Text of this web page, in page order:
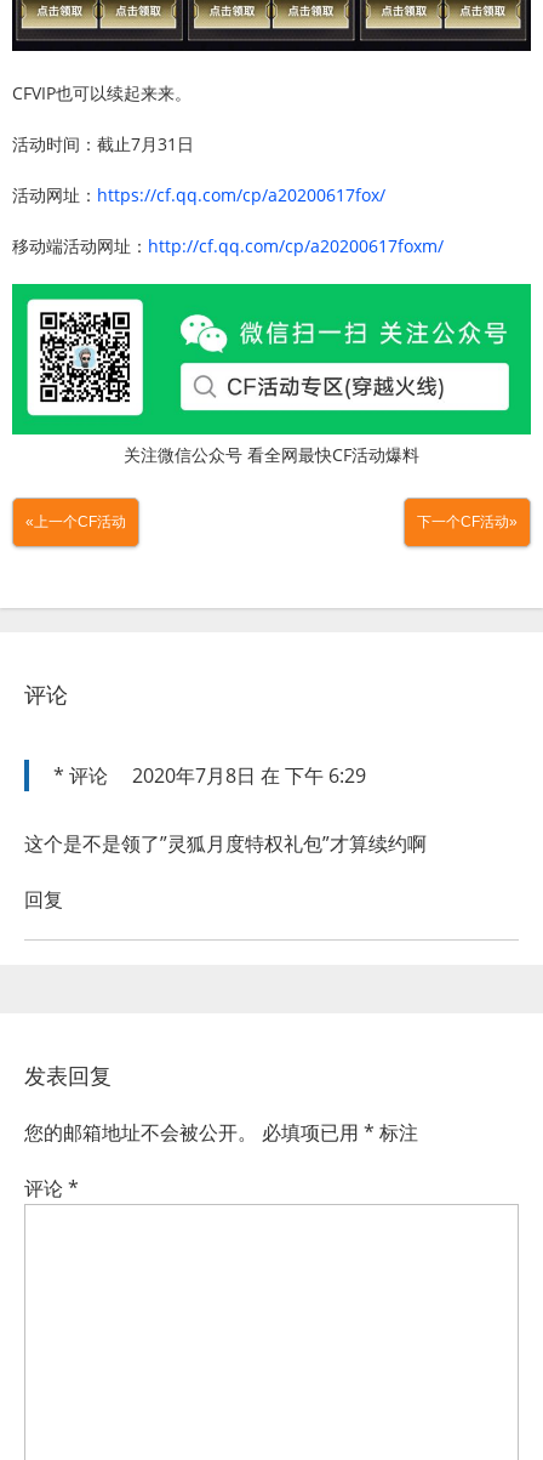
CFVIP也可以续起来来。
活动时间：截止7月31日
活动网址： https://cf.qq.com/cp/a20200617fox/
移动端活动网址： http://cf.qq.com/cp/a20200617foxm/
关注微信公众号 看全网最快CF活动爆料
«上一个CF活动 下一个CF活动»
评论
* 评论 2020年7月8日 在 下午 6:29
这个是不是领了”灵狐月度特权礼包”才算续约啊
回复
发表回复
您的邮箱地址不会被公开。 必填项已用 * 标注
评论*